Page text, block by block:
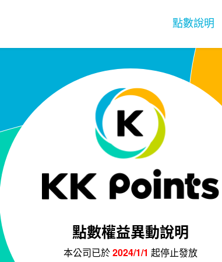
點數說明
點數權益異動說明
本公司已於2024/1/1 起停止發放